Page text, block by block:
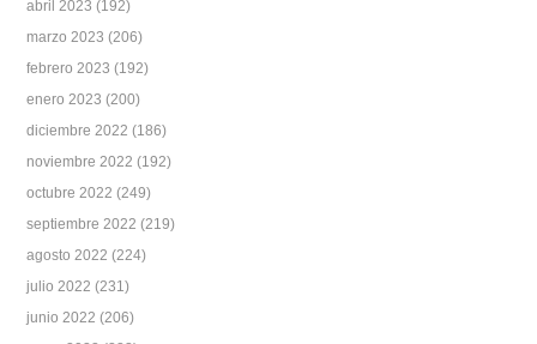
abril 2023 (192)
marzo 2023 (206)
febrero 2023 (192)
enero 2023 (200)
diciembre 2022 (186)
noviembre 2022 (192)
octubre 2022 (249)
septiembre 2022 (219)
agosto 2022 (224)
julio 2022 (231)
junio 2022 (206)